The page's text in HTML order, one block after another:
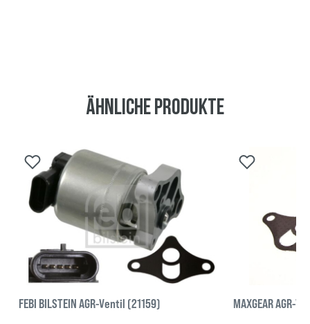
Ähnliche Produkte
FEBI BILSTEIN AGR-Ventil (21159) MAXGEAR AGR-